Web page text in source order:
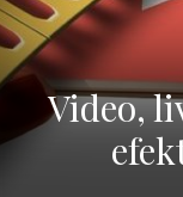
Video,